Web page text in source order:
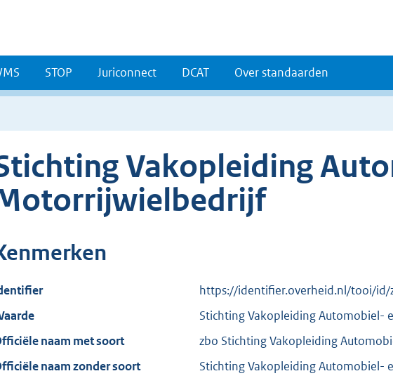
STOP Juriconnect DCAT Over standaarden
Vakopleiding
https://identifier.overheid.nl/tooi/id/
Stichting Vakopleiding Automobiel-
naam met soort
zbo Stichting Vakopleiding
naam zonder soort
Stichting Vakopleiding Automobiel-